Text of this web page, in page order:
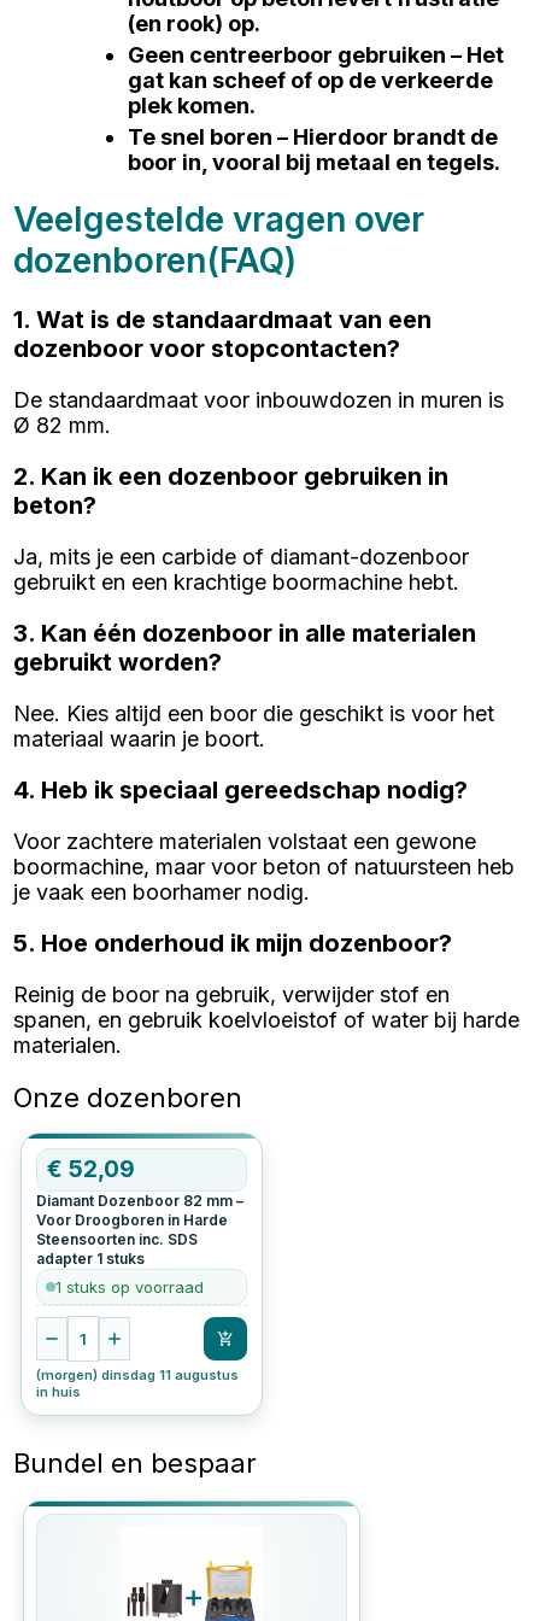
(en rook) op.
Geen centreerboor gebruiken – Het
gat kan scheef of op de verkeerde
plek komen.
Te snel boren – Hierdoor brandt de
boor in, vooral bij metaal en tegels.
Veelgestelde vragen over
dozenboren(FAQ)
1. Wat is de standaardmaat van een
dozenboor voor stopcontacten?
De standaardmaat voor inbouwdozen in muren is
Ø 82 mm.
2. Kan ik een dozenboor gebruiken in
beton?
Ja, mits je een carbide of diamant-dozenboor
gebruikt en een krachtige boormachine hebt.
3. Kan één dozenboor in alle materialen
gebruikt worden?
Nee. Kies altijd een boor die geschikt is voor het
materiaal waarin je boort.
4. Heb ik speciaal gereedschap nodig?
Voor zachtere materialen volstaat een gewone
boormachine, maar voor beton of natuursteen heb
je vaak een boorhamer nodig.
5. Hoe onderhoud ik mijn dozenboor?
Reinig de boor na gebruik, verwijder stof en
spanen, en gebruik koelvloeistof of water bij harde
materialen.
Onze dozenboren
€52,09
Diamant Dozenboor 82 mm –
Voor Droogboren in Harde
Steensoorten inc. SDS
adapter 1 stuks
1 stuks op voorraad
1
(morgen) dinsdag 11 augustus
in huis
Bundel en bespaar